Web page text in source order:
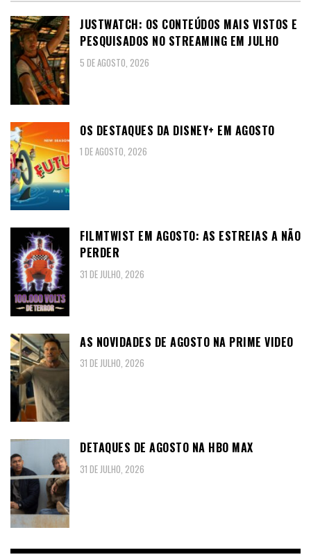
JUSTWATCH: OS CONTEÚDOS MAIS VISTOS E
PESQUISADOS NO STREAMING EM JULHO
5 DE AGOSTO, 2026
OS DESTAQUES DA DISNEY+ EM AGOSTO
1 DE AGOSTO, 2026
FILMTWIST EM AGOSTO: AS ESTREIAS A NÃO
PERDER
31 DE JULHO, 2026
AS NOVIDADES DE AGOSTO NA PRIME VIDEO
31 DE JULHO, 2026
DETAQUES DE AGOSTO NA HBO MAX
31 DE JULHO, 2026